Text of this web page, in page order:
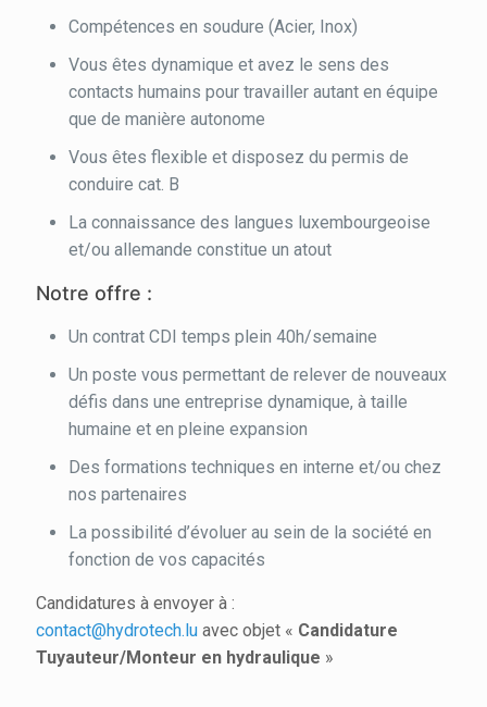
Compétences en soudure (Acier, Inox)
Vous êtes dynamique et avez le sens des
contacts humains pour travailler autant en équipe
que de manière autonome
Vous êtes flexible et disposez du permis de
conduire cat. B
La connaissance des langues luxembourgeoise
et/ou allemande constitue un atout
Notre offre :
Un contrat CDI temps plein 40h/semaine
Un poste vous permettant de relever de nouveaux
défis dans une entreprise dynamique, à taille
humaine et en pleine expansion
Des formations techniques en interne et/ou chez
nos partenaires
La possibilité d’évoluer au sein de la société en
fonction de vos capacités
Candidatures à envoyer à :
contact@hydrotech.lu avec objet « Candidature
Tuyauteur/Monteur en hydraulique »